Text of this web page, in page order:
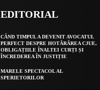
EDITORIAL
CÂND TIMPUL A DEVENIT AVOCATUL
PERFECT DESPRE HOTĂRÂREA CJUE,
OBLIGAȚIILE ÎNALTEI CURȚI ȘI
ÎNCREDEREA ÎN JUSTIȚIE
MARELE SPECTACOL AL
SPERIETORILOR